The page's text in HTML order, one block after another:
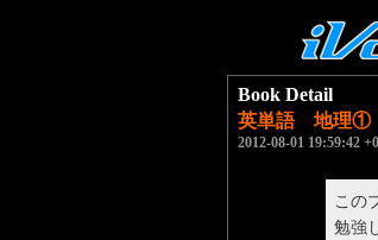
Book Detail
英単語 地理①
2012-08-01 19:59:42
この
勉強